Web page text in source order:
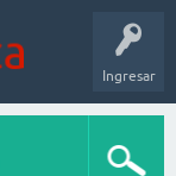
Ingresar